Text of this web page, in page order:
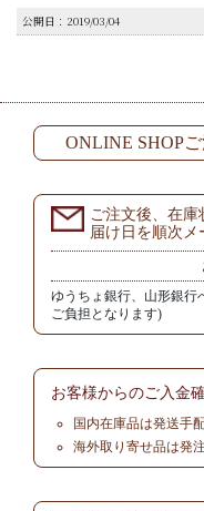
公開日：2019/03/04
ONLINE SHOP
ご注文後、在
届け日を順次メ
ゆうちょ銀行、山形銀行
ご負担となります)
お客様からのご入金
国内在庫品は発送手
海外取り寄せ品は発